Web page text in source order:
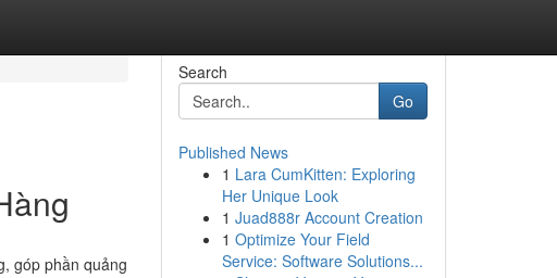
góp phần quảng
Search
Go
Published News
1 Lara CumKitten: Exploring
Her Unique Look
1 Juad888r Account Creation
1 Optimize Your Field
Service: Software Solutions...